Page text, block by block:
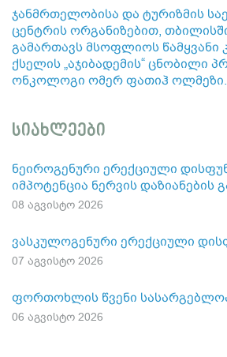
ჯანმრთელობისა და ტურიზმის
ცენტრის ორგანიზებით,
გამართავს მსოფლიოს წამყვანი
ქსელის „აჯიბადემის“ ცნობილი
ონკოლოგი ომერ ფათიჰ ოლმეზი.
სიახლეები
ნეიროგენური ერექციული
იმპოტენცია ნერვის დაზიანების
08 აგვისტო 2026
ვასკულოგენური ერექციული
07 აგვისტო 2026
ფორთოხლის წვენი
06 აგვისტო 2026